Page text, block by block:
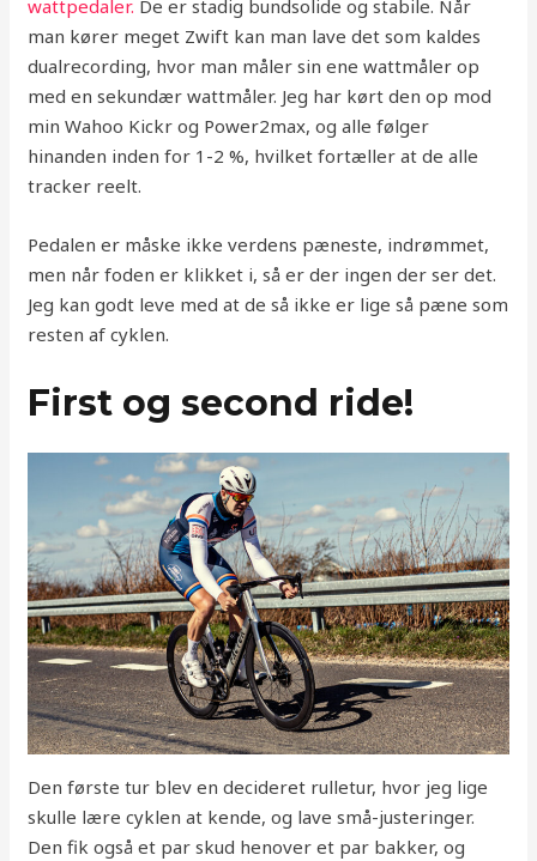
wattpedaler. De er stadig bundsolide og stabile. Når
man kører meget Zwift kan man lave det som kaldes
dualrecording, hvor man måler sin ene wattmåler op
med en sekundær wattmåler. Jeg har kørt den op mod
min Wahoo Kickr og Power2max, og alle følger
hinanden inden for 1-2 %, hvilket fortæller at de alle
tracker reelt.
Pedalen er måske ikke verdens pæneste, indrømmet,
men når foden er klikket i, så er der ingen der ser det.
Jeg kan godt leve med at de så ikke er lige så pæne som
resten af cyklen.
First og second ride!
Den første tur blev en decideret rulletur, hvor jeg lige
skulle lære cyklen at kende, og lave små-justeringer.
Den fik også et par skud henover et par bakker, og